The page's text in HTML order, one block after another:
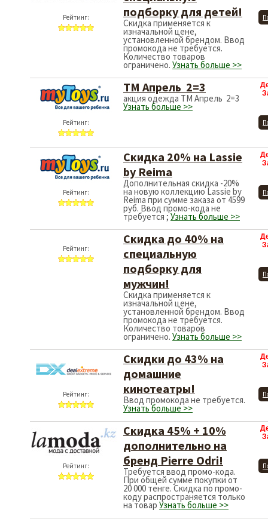
Рейтинг:
подборку для детей!
Скидка применяется к
изначальной цене,
установленной брендом. Ввод
промокода не требуется.
Количество товаров
ограничено. Узнать больше >>
Рейтинг:
ТМ Апрель 2=3
акция одежда ТМ Апрель 2=3
Узнать больше >>
Рейтинг:
Скидка 20% на Lassie
by Reima
Дополнительная скидка -20%
на новую коллекцию Lassie by
Reima при сумме заказа от 4599
руб. Ввод промо-кода не
требуется ;Узнать больше >>
Скидка до 40% на
специальную
подборку для
мужчин!
Скидка применяется к
изначальной цене,
установленной брендом. Ввод
промокода не требуется.
Количество товаров
ограничено. Узнать больше >>
Рейтинг:
Скидки до 43% на
домашние
кинотеатры!
Ввод промокода не требуется.
Узнать больше >>
Рейтинг:
Скидка 45% + 10%
дополнительно на
бренд Pierre Odri!
Требуется ввод промо-кода.
При общей сумме покупки от
20 000 тенге. Скидка по промо-
коду распространяется только
на товар Узнать больше >>